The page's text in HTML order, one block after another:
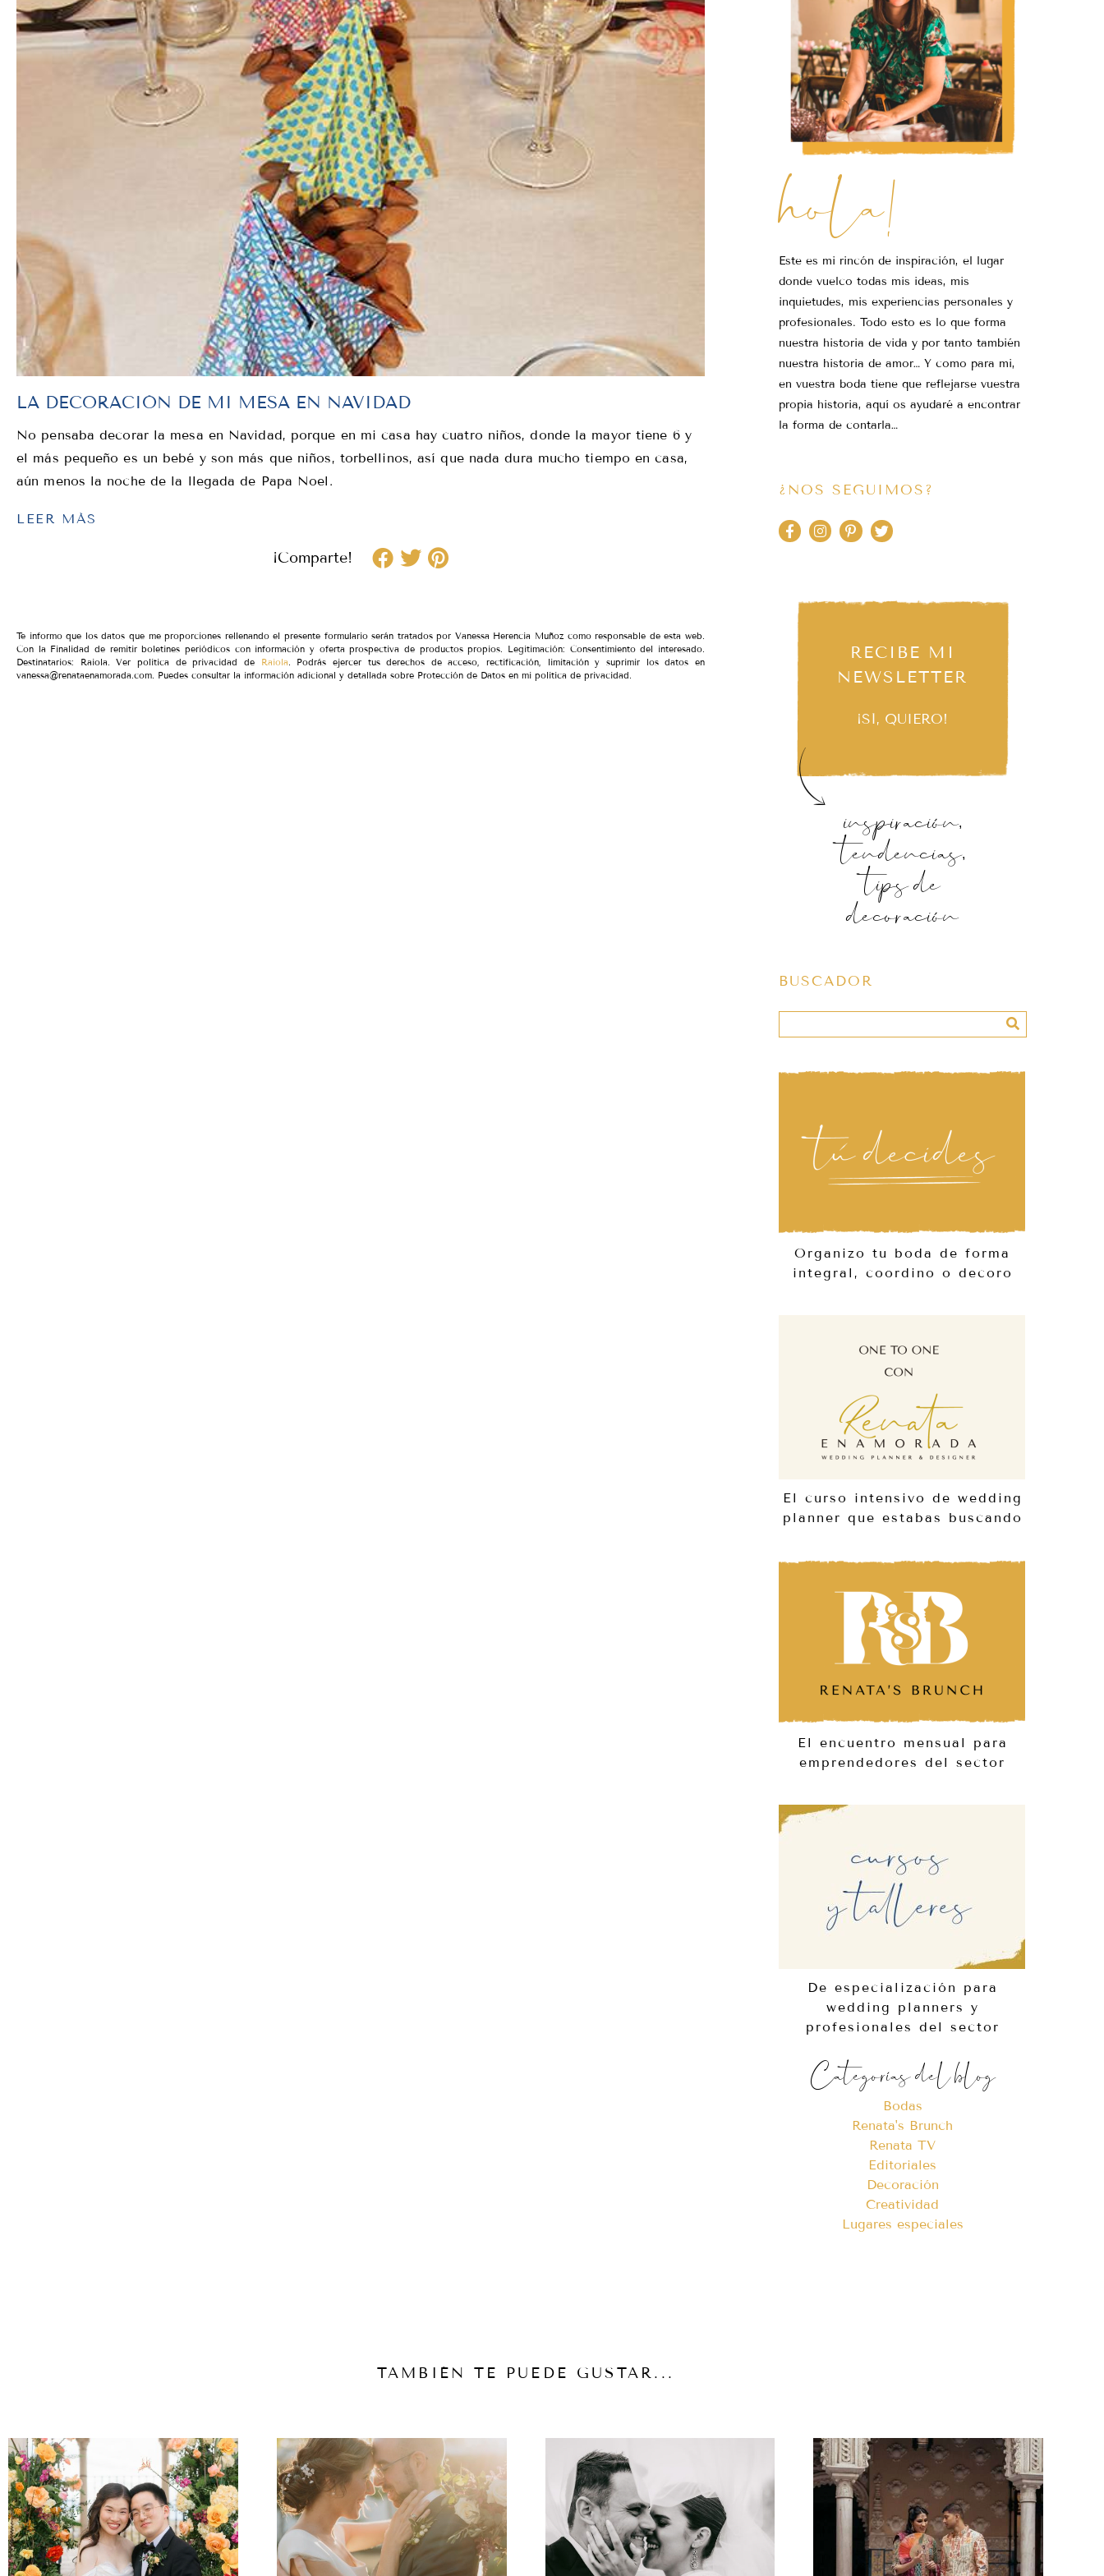
LA DECORACIÓN DE MI MESA EN NAVIDAD
No pensaba decorar la mesa en Navidad, porque en mi casa hay cuatro niños, donde la mayor tiene 6 y
el más pequeño es un bebé y son más que niños, torbellinos, así que nada dura mucho tiempo en casa,
aún menos la noche de la llegada de Papa Noel.
LEER MÁS
¡Comparte!
Te informo que los datos que me proporciones rellenando el presente formulario serán tratados por Vanessa Herencia Muñoz como responsable de esta web.
Con la Finalidad de remitir boletines periódicos con información y oferta prospectiva de productos propios. Legitimación: Consentimiento del interesado.
Destinatarios: Raiola. Ver política de privacidad de
Raiola. Podrás ejercer tus derechos de acceso, rectificación, limitación y suprimir los datos en
vanessa@renataenamorada.com. Puedes consultar la información adicional y detallada sobre Protección de Datos en mi política de privacidad.
hola!
Este es mi rincón de inspiración, el lugar
donde vuelco todas mis ideas, mis
inquietudes, mis experiencias personales y
profesionales. Todo esto es lo que forma
nuestra historia de vida y por tanto también
nuestra historia de amor… Y como para mi,
en vuestra boda tiene que reflejarse vuestra
propia historia, aquí os ayudaré a encontrar
la forma de contarla…
¿NOS SEGUIMOS?
RECIBE MI
NEWSLETTER
¡SÍ, QUIERO!
inspiración,
tendencias,
tips de
decoración
BUSCADOR
Organizo tu boda de forma
integral, coordino o decoro
El curso intensivo de wedding
planner que estabas buscando
El encuentro mensual para
emprendedores del sector
De especialización para
wedding planners y
profesionales del sector
Categorías del blog
Bodas
Renata's Brunch
Renata TV
Editoriales
Decoración
Creatividad
Lugares especiales
TAMBIÉN TE PUEDE GUSTAR...